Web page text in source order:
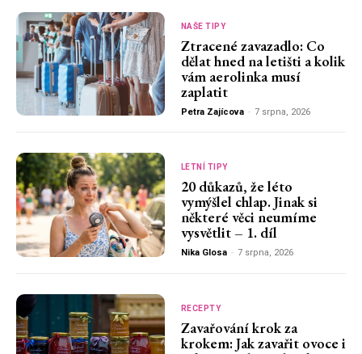
NAŠE TIPY
Ztracené zavazadlo: Co
dělat hned na letišti a kolik
vám aerolinka musí
zaplatit
Petra Zajícova - 7 srpna, 2026
LETNÍ TIPY
20 důkazů, že léto
vymýšlel chlap. Jinak si
některé věci neumíme
vysvětlit – 1. díl
Nika Glosa - 7 srpna, 2026
RECEPTY
Zavařování krok za
krokem: Jak zavařit ovoce i